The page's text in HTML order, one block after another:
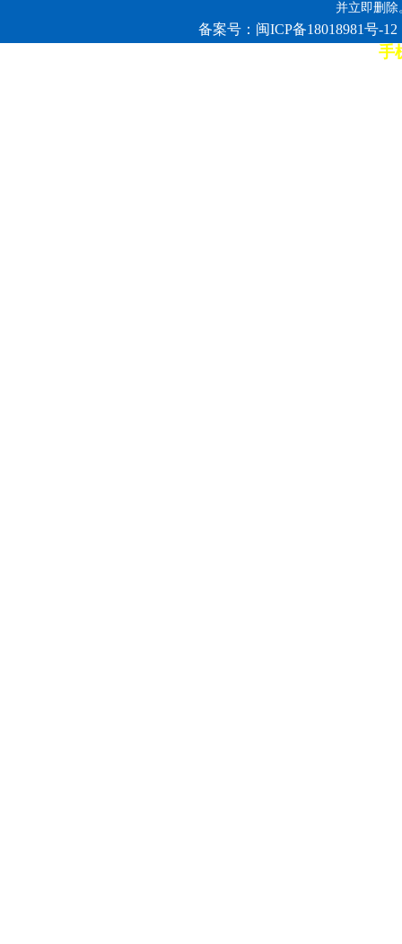
并立即删除
备案号：闽ICP备18018981号-12
7*12小时客服热线: 康师傅手